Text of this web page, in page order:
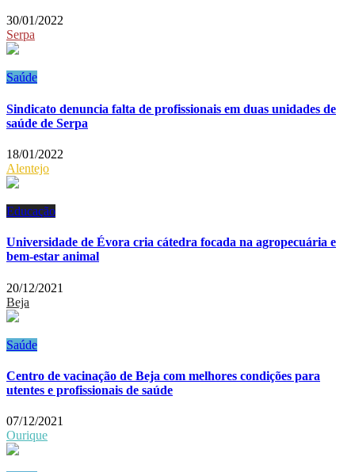
30/01/2022
Serpa
Saúde
Sindicato denuncia falta de profissionais em duas unidades de
saúde de Serpa
18/01/2022
Alentejo
Educação
Universidade de Évora cria cátedra focada na agropecuária e
bem-estar animal
20/12/2021
Beja
Saúde
Centro de vacinação de Beja com melhores condições para
utentes e profissionais de saúde
07/12/2021
Ourique